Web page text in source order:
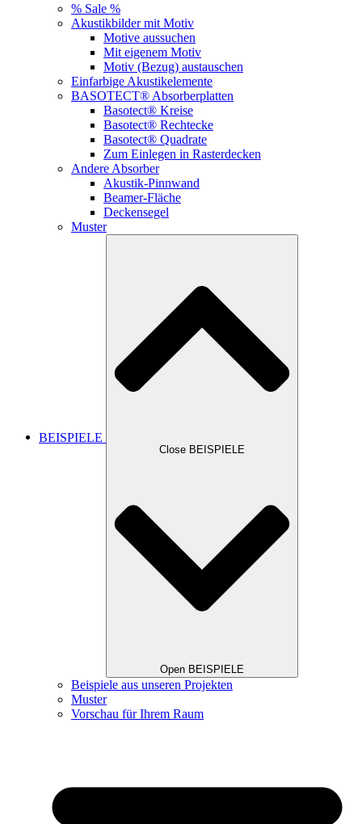
% Sale %
Akustikbilder mit Motiv
Motive aussuchen
Mit eigenem Motiv
Motiv (Bezug) austauschen
Einfarbige Akustikelemente
BASOTECT® Absorberplatten
Basotect® Kreise
Basotect® Rechtecke
Basotect® Quadrate
Zum Einlegen in Rasterdecken
Andere Absorber
Akustik-Pinnwand
Beamer-Fläche
Deckensegel
Muster
BEISPIELE
Close BEISPIELE
Open BEISPIELE
Beispiele aus unseren Projekten
Muster
Vorschau für Ihrem Raum